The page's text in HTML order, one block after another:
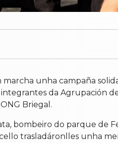
unha campaña
da Agrupación
Briegal.
bombeiro do parque de
trasladáronlles unha